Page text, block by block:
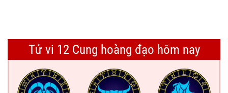
Tử vi 12 Cung hoàng đạo hôm nay